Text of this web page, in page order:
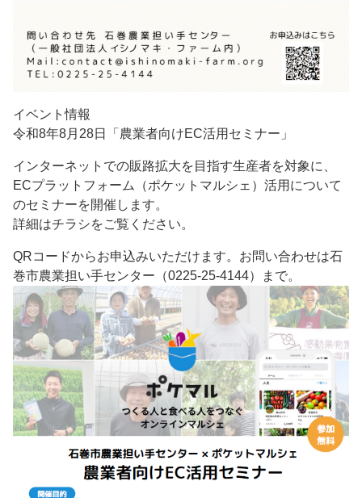
イベント情報
令和8年8月28日「農業者向けEC活用セミナー」
インターネットでの販路拡大を目指す生産者を対象に、
ECプラットフォーム（ポケットマルシェ）活用について
のセミナーを開催します。
詳細はチラシをご覧ください。
QRコードからお申込みいただけます。お問い合わせは石
巻市農業担い手センター（0225-25-4144）まで。